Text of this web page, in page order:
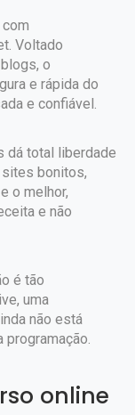
Voltado
o
e rápida do
e confiável.
dá total liberdade
sites bonitos,
o melhor,
e não
é tão
uma
não está
programação.
online